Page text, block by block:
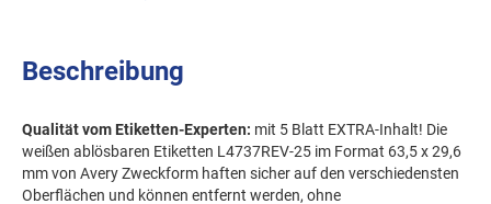
Beschreibung
Qualität vom Etiketten-Experten: mit 5 Blatt EXTRA-Inhalt! Die
weißen ablösbaren Etiketten L4737REV-25 im Format 63,5 x 29,6
mm von Avery Zweckform haften sicher auf den verschiedensten
Oberflächen und können entfernt werden, ohne